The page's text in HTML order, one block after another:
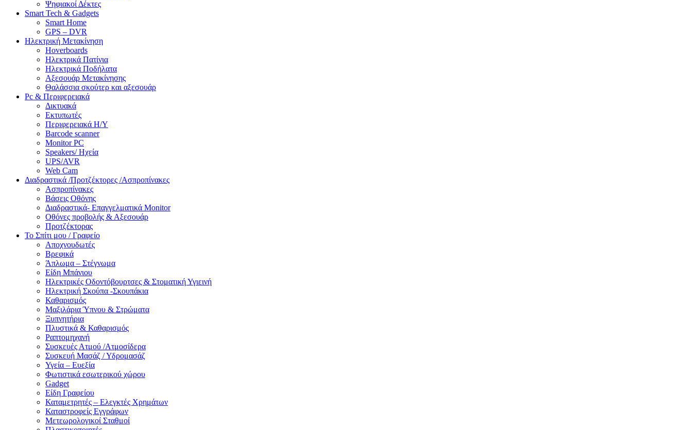
Ψηφιακοί Δέκτες
Smart Tech & Gadgets
Smart Home
GPS – DVR
Ηλεκτρική Μετακίνηση
Hoverboards
Ηλεκτρικά Πατίνια
Ηλεκτρικά Ποδήλατα
Αξεσουάρ Μετακίνησης
Θαλάσσια σκούτερ και αξεσουάρ
Pc & Περιφερειακά
Δικτυακά
Εκτυπωτές
Περιφερειακά Η/Υ
Barcode scanner
Monitor PC
Speakers/ Ηχεία
UPS/AVR
Web Cam
Διαδραστικά /Προτζέκτορες /Ασπροπίνακες
Ασπροπίνακες
Βάσεις Οθόνης
Διαδραστικά- Επαγγελματικά Monitor
Οθόνες προβολής & Αξεσουάρ
Προτζέκτορας
Το Σπίτι μου / Γραφείο
Αποχνουδωτές
Βρεφικά
Άπλωμα – Στέγνωμα
Είδη Μπάνιου
Ηλεκτρικές Οδοντόβουρτσες & Στοματική Υγιεινή
Ηλεκτρική Σκούπα -Σκουπάκια
Καθαρισμός
Μαξιλάρια Ύπνου & Στρώματα
Ξυπνητήρια
Πλυστικά & Καθαρισμός
Ραπτομηχανή
Συσκευές Ατμού /Ατμοσίδερα
Συσκευή Μασάζ / Υδρομασάζ
Υγεία – Ευεξία
Φωτιστικά εσωτερικού χώρου
Gadget
Είδη Γραφείου
Καταμετρητές – Ελεγκτές Χρημάτων
Καταστροφείς Εγγράφων
Μετεωρολογικοί Σταθμοί